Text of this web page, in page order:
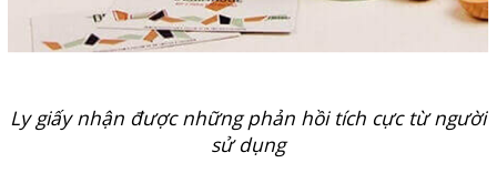
Ly giấy nhận được những phản hồi tích cực từ người
sử dụng